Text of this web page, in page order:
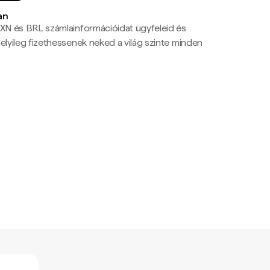
és BRL számlainformációidat ügyfeleid és
fizethessenek neked a világ szinte minden